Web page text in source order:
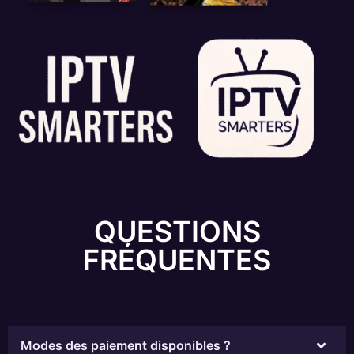
QUESTIONS
FRÉQUENTES
Modes des paiement disponibles ?